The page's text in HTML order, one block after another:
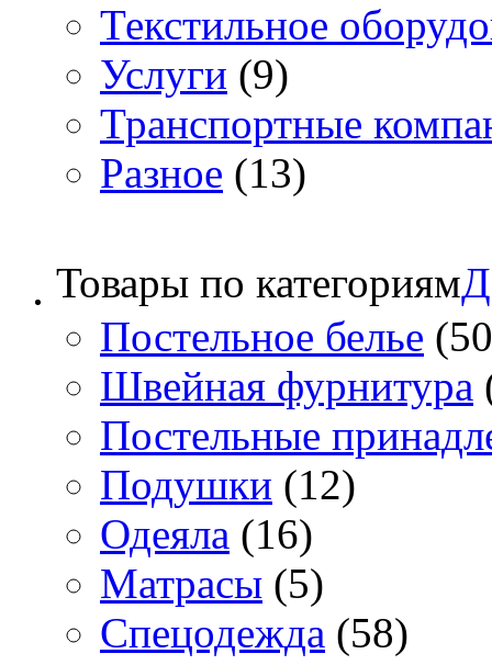
Текстильное
Услуги (9)
Транспортные
Разное (13)
Товары по категориям
Постельное белье
Швейная фурнитура
Постельные
Подушки (12)
Одеяла (16)
Матрасы (5)
Спецодежда (58)